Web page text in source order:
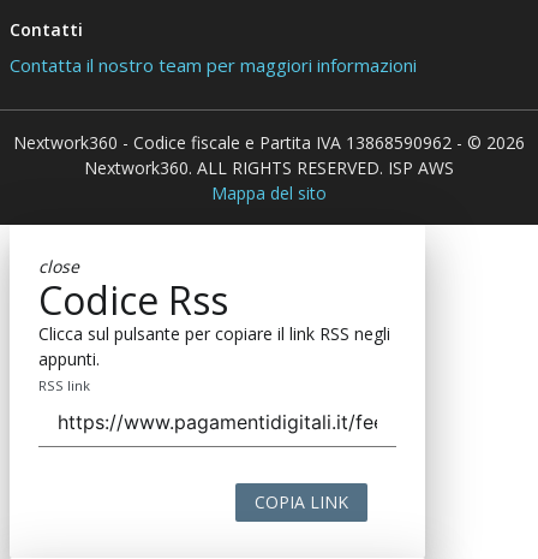
Contatti
Contatta il nostro team per maggiori informazioni
Nextwork360 - Codice fiscale e Partita IVA 13868590962 - © 2026
Nextwork360. ALL RIGHTS RESERVED. ISP AWS
Mappa del sito
close
Codice Rss
Clicca sul pulsante per copiare il link RSS negli
appunti.
RSS link
COPIA LINK